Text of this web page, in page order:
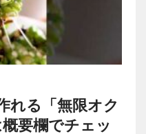
れる「無限オク
要欄でチェッ